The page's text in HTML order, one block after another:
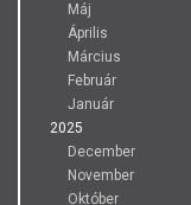
Máj
Április
Március
Február
Január
2025
December
November
Október